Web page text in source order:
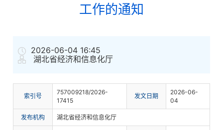
工作的通知
2026-06-04 16:45
湖北省经济和信息化厅
索引 号
757009218/2026-
17415
发文日期
2026-06-
04
发布机构 湖北省经济和信息化厅